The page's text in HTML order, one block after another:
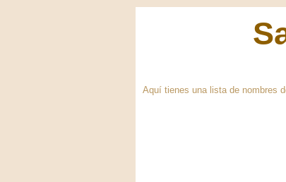
Aquí tienes una lista de nombres